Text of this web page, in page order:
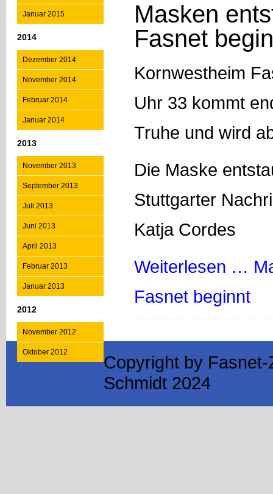
Januar 2015
2014
Dezember 2014
November 2014
Februar 2014
Januar 2014
2013
November 2013
September 2013
Juli 2013
Juni 2013
April 2013
Februar 2013
Januar 2013
2012
November 2012
Oktober 2012
Masken
Fasnet
Kornwestheim
Uhr 33 kommt
Truhe und wird
Die Maske
Stuttgarter
Katja Cordes
Weiterlesen …
Fasnet beginnt
Copyright by
Schmidt 2024